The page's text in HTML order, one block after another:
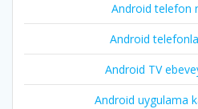
Android telefon
Android
Android TV
Android uygulama